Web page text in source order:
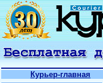
Курьер-главная